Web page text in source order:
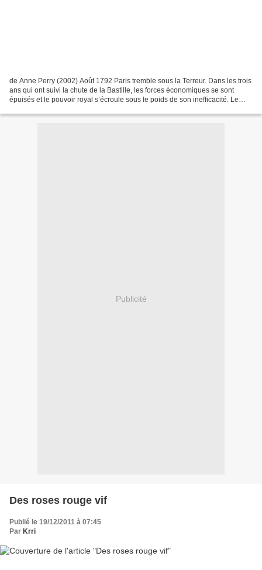
de Anne Perry (2002) Août 1792 Paris tremble sous la Terreur. Dans les trois
ans qui ont suivi la chute de la Bastille, les forces économiques se sont
épuisés et le pouvoir royal s’écroule sous le poids de son inefficacité. Le
Publicité
Des roses rouge vif
Publié le 19/12/2011 à 07:45
Par Krri